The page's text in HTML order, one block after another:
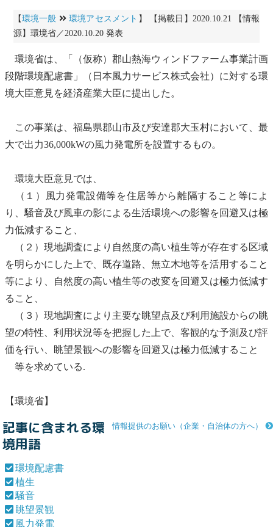
【環境一般 環境アセスメント 】 【掲載日】2020.10.21 【情報
源】環境省／2020.10.20 発表
環境省は、「（仮称）郡山熱海ウィンドファーム事業計画
段階環境配慮書 」（日本風力サービス株式会社）に対する環
境大臣意見を経済産業大臣に提出した。
この事業は、福島県郡山市及び安達郡大玉村において、最
大で出力36,000kWの風力発電所を設置するもの。
環境大臣意見では、
（１）
風力発電設備等を住居等から離隔すること等によ
り、 騒音及び風車の影による生活環境への影響を回避又は極
力低減すること、
（２）現地調査により自然度の高い植生等が存在する区域
を明らかにした上で、既存道路、無立木地等を活用すること
等により、自然度の高い植生等の改変を回避又は極力低減す
ること、
（３）現地調査により主要な眺望点及び利用施設からの眺
望の特性、利用状況等を把握した上で、客観的な予測及び評
価を行い、
眺望景観への影響を回避又は極力低減すること
等を求めている.
【環境省】
情報提供のお願い（企業・自治体の方へ）
記事に含まれる環
境用語
環境配慮書
植生
騒音
眺望景観
風力発電